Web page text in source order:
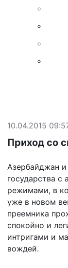
10.04.2015
Приход со
Азербайджан и
государства с
режимами, в
уже в новом
преемника
спокойно и
интригами и
вождей.